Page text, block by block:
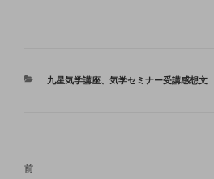
カ
九星気学講座、 気学セミナー受講感想文
前
前